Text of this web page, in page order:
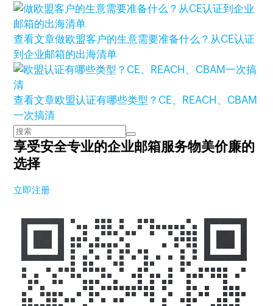
查看文章做欧盟客户的生意需要准备什么？从CE认证
到企业邮箱的出海清单
查看文章欧盟认证有哪些类型？CE、REACH、CBAM
一次搞清
享受安全专业的企业邮箱服务物美价廉的
选择
立即注册